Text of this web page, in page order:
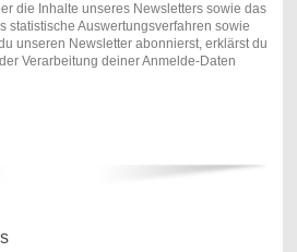
die Inhalte unseres Newsletters sowie das
statistische Auswertungsverfahren sowie
unseren Newsletter abonnierst, erklärst du
Verarbeitung deiner Anmelde-Daten